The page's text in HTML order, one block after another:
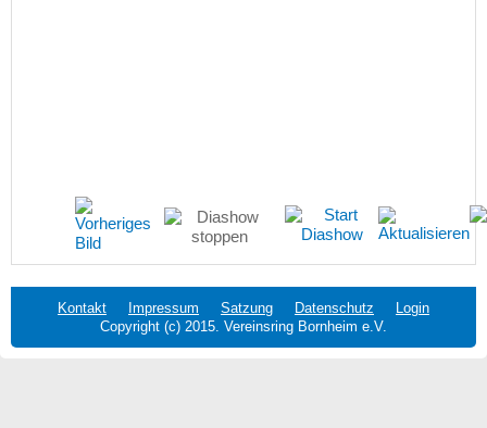
Kontakt Impressum Satzung Datenschutz
Login
Copyright (c) 2015. Vereinsring Bornheim e.V.